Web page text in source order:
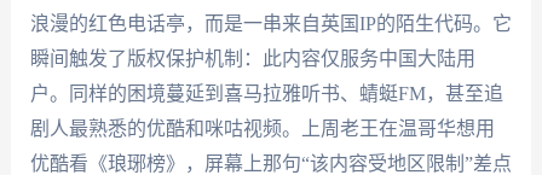
浪漫的红色电话亭，而是一串来自英国IP的陌生代码。它
瞬间触发了版权保护机制：此内容仅服务中国大陆用
户。同样的困境蔓延到喜马拉雅听书、蜻蜓FM，甚至追
剧人最熟悉的优酷和咪咕视频。上周老王在温哥华想用
优酷看《琅琊榜》，屏幕上那句“该内容受地区限制”差点